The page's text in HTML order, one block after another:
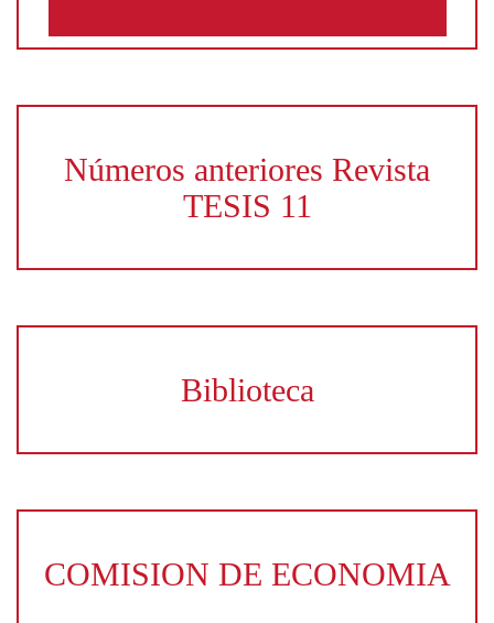
Números anteriores Revista
TESIS 11
Biblioteca
COMISION DE ECONOMIA